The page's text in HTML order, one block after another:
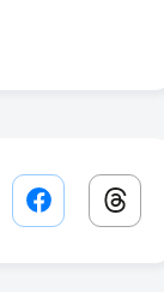
Facebook